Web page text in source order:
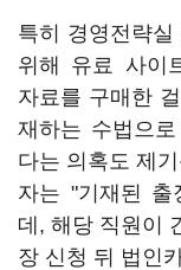
특히 경영전략실
위해 유료 사이
자료를 구매한
재하는 수법으
다는 의혹도 제
자는 "기재된 출
데, 해당 직원이
장 신청 뒤 법인